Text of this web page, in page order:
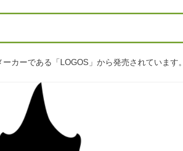
カーである「LOGOS」から発売されています。